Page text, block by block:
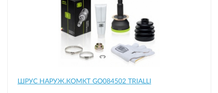
ШРУС НАРУЖ.КОМКТ GO084502 TRIALLI